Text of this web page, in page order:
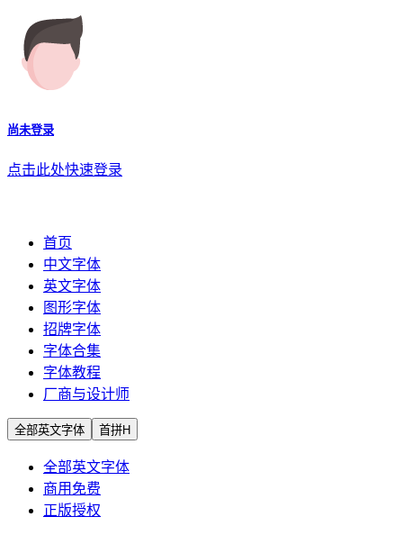
尚未登录
点击此处快速登录
首页
中文字体
英文字体
图形字体
招牌字体
字体合集
字体教程
厂商与设计师
全部英文字体 首拼H
全部英文字体
商用免费
正版授权